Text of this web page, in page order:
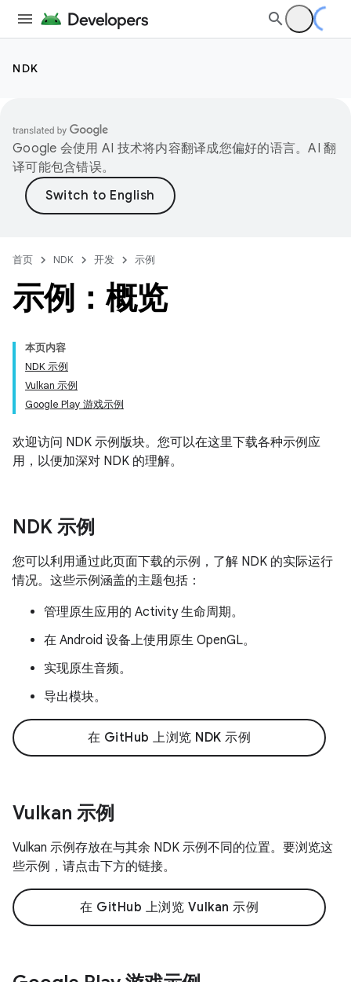
NDK
Google 会使用 AI 技术将内容翻译成您偏好的语言。AI 翻
译可能包含错误。
首页 NDK 开发 示例
示例：概览
本页内容
NDK 示例
Vulkan 示例
Google Play 游戏示例
欢迎访问 NDK 示例版块。您可以在这里下载各种示例应
用，以便加深对 NDK 的理解。
NDK 示例
您可以利用通过此页面下载的示例，了解 NDK 的实际运行
情况。这些示例涵盖的主题包括：
管理原生应用的 Activity 生命周期。
在 Android 设备上使用原生 OpenGL。
实现原生音频。
导出模块。
在 GitHub 上浏览 NDK 示例
Vulkan 示例
Vulkan 示例存放在与其余 NDK 示例不同的位置。要浏览这
些示例，请点击下方的链接。
在 GitHub 上浏览 Vulkan 示例